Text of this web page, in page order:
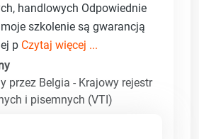
handlowych Odpowiednie
szkolenie są gwarancją
p Czytaj więcej ...
przez Belgia - Krajowy rejestr
i pisemnych (VTI)